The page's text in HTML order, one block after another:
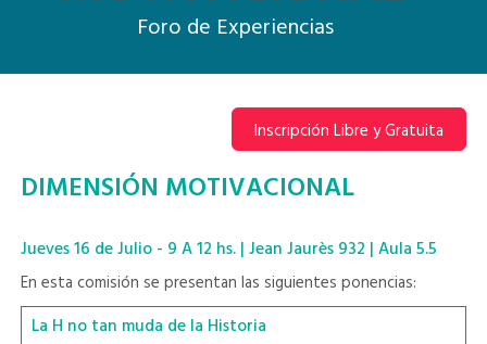
Foro de Experiencias
Inscripción Libre y Gratuita
DIMENSIÓN MOTIVACIONAL
Jueves 16 de Julio - 9 A 12 hs. | Jean Jaurès 932 | Aula 5.5
En esta comisión se presentan las siguientes ponencias:
La H no tan muda de la Historia